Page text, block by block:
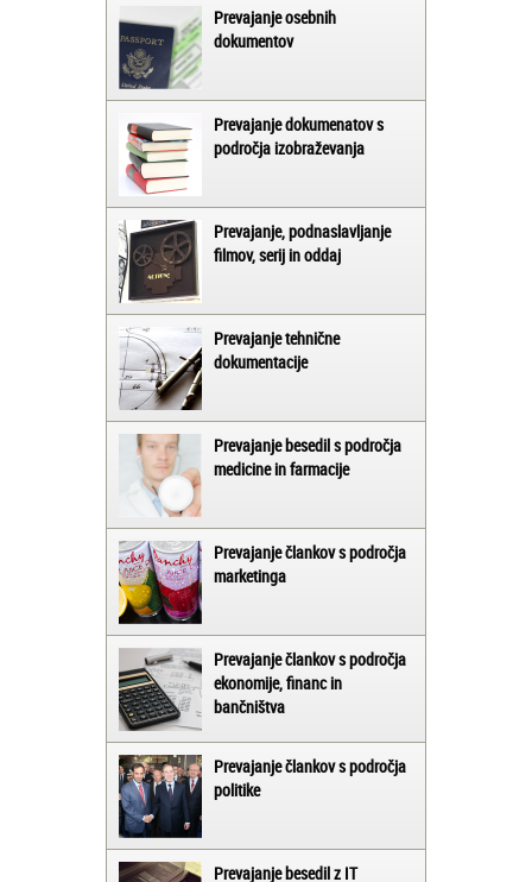
Prevajanje osebnih
dokumentov
Prevajanje dokumenatov s
področja izobraževanja
Prevajanje, podnaslavljanje
filmov, serij in oddaj
Prevajanje tehnične
dokumentacije
Prevajanje besedil s področja
medicine in farmacije
Prevajanje člankov s področja
marketinga
Prevajanje člankov s področja
ekonomije, financ in
bančništva
Prevajanje člankov s področja
politike
Prevajanje besedil z IT